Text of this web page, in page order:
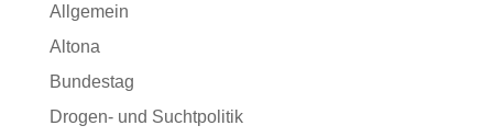
Allgemein
Altona
Bundestag
Drogen- und Suchtpolitik